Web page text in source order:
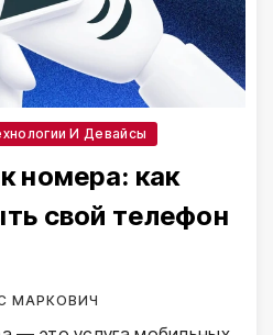
И Девайсы
номера: как
свой телефон
МАРКОВИЧ